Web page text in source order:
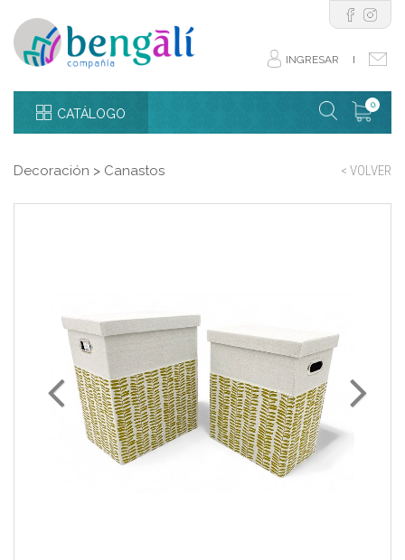
INGRESAR I
CATÁLOGO
0
Decoración > Canastos < VOLVER